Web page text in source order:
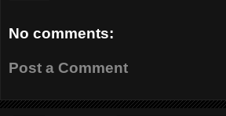
No comments:
Post a Comment